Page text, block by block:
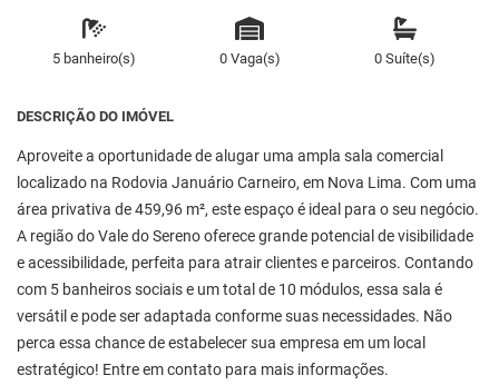
5 banheiro(s) 0 Vaga(s) 0 Suíte(s)
DESCRIÇÃO DO IMÓVEL
Aproveite a oportunidade de alugar uma ampla sala comercial
localizado na Rodovia Januário Carneiro, em Nova Lima. Com uma
área privativa de 459,96 m², este espaço é ideal para o seu negócio.
A região do Vale do Sereno oferece grande potencial de visibilidade
e acessibilidade, perfeita para atrair clientes e parceiros. Contando
com 5 banheiros sociais e um total de 10 módulos, essa sala é
versátil e pode ser adaptada conforme suas necessidades. Não
perca essa chance de estabelecer sua empresa em um local
estratégico! Entre em contato para mais informações.